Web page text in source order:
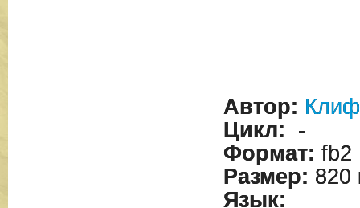
Автор:
Цикл: -
Формат: fb2
Размер: 820
Язык: